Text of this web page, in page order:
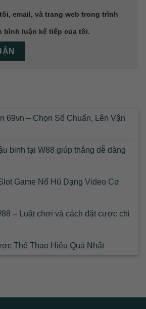
email, và trang web trong trình
bình luận kế tiếp của tôi.
69vn – Chọn Số Chuẩn, Lên Vận
binh tại W88 giúp thắng dễ dàng
Game Nổ Hũ Dạng Video Cơ
– Luật chơi và cách đặt cược chi
Thể Thao Hiệu Quả Nhất